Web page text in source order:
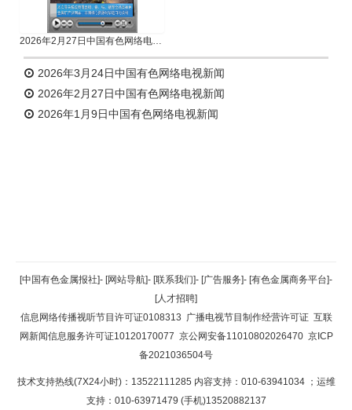
2026年2月27日中国有色网络电视新闻
2026年3月24日中国有色网络电视新闻
2026年2月27日中国有色网络电视新闻
2026年1月9日中国有色网络电视新闻
返回顶部
返回首页
[中国有色金属报社]- [网站导航]- [联系我们]- [广告服务]- [有色金属商务平台]-
[人才招聘]
信息网络传播视听节目许可证0108313 广播电视节目制作经营许可证 互联
网新闻信息服务许可证10120170077 京公网安备11010802026470 京ICP
备2021036504号
技术支持热线(7X24小时)：13522111285 内容支持：010-63941034 ；运维
支持：010-63971479 (手机)13520882137